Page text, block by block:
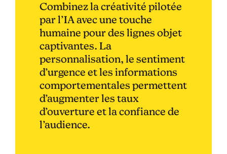
Combinez la créativité pilotée
par l’IA avec une touche
humaine pour des lignes objet
captivantes. La
personnalisation, le sentiment
d’urgence et les informations
comportementales permettent
d’augmenter les taux
d’ouverture et la confiance de
l’audience.